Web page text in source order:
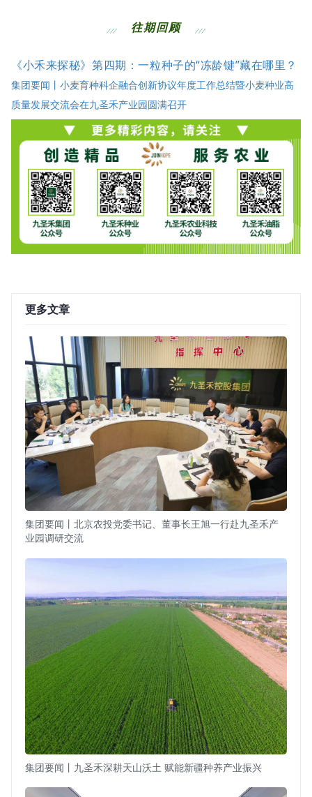
往期回顾
《小禾来探秘》第四期：一粒种子的“冻龄键”藏在哪里？
集团要闻丨小麦育种科企融合创新协议年度工作总结暨小麦种业高
质量发展交流会在九圣禾产业园圆满召开
更多文章
集团要闻丨北京农投党委书记、董事长王旭一行赴九圣禾产
业园调研交流
集团要闻丨九圣禾深耕天山沃土 赋能新疆种养产业振兴